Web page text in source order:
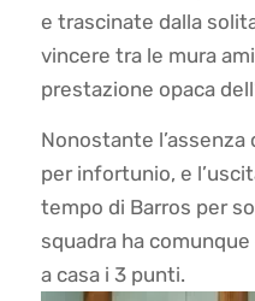
e trascinate dalla
vincere tra le mura
prestazione opaca
Nonostante
per infortunio, e
tempo di Barros per
squadra ha
a casa i 3 punti.